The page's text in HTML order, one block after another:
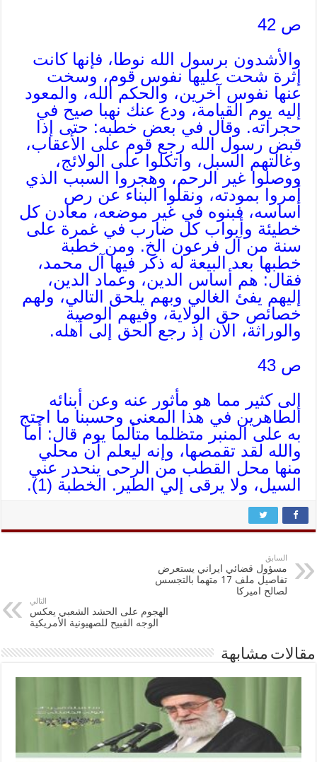
ص 42
والأشدون برسول الله نوطا، فإنها كانت
إثرة شحت عليها نفوس قوم، وسخت
عنها نفوس آخرين، والحكم الله، والمعود
إليه يوم القيامة، ودع عنك نهبا صيح في
حجراته. وقال في بعض خطبه: حتى إذا
قبض رسول الله رجع قوم على الأعقاب،
وغالتهم السبل، واتكلوا على الولائج،
ووصلوا غير الرحم، وهجروا السبب الذي
أمروا بمودته، ونقلوا البناء عن رص
أساسه، فبنوه في غير موضعه، معادن كل
خطيئة وأبواب كل ضارب في غمرة على
سنة من آل فرعون الخ. ومن خطبة
خطبها بعد البيعة له ذكر فيها آل محمد،
فقال: هم أساس الدين، وعماد الدين،
إليهم يفئ الغالي وبهم يلحق التالي، ولهم
خصائص حق الولاية، وفيهم الوصية
والوراثة، الآن إذ رجع الحق إلى أهله.
ص 43
إلى كثير مما هو مأثور عنه وعن أبنائه
الطاهرين في هذا المعنى وحسبنا ما احتج
به على المنبر متظلما متألما يوم قال: أما
والله لقد تقمصها، وإنه ليعلم أن محلي
منها محل القطب من الرحى ينحدر عني
السيل، ولا يرقى إلي الطير. الخطبة (1).
السابق
مسؤول قضائي ايراني يستعرض
تفاصيل ملف 17 متهما بالتجسس
لصالح اميركا
التالي
الهجوم على الحشد الشعبي يعكس
الوجه القبيح للصهيونية الأمريكية
مقالات مشابهة